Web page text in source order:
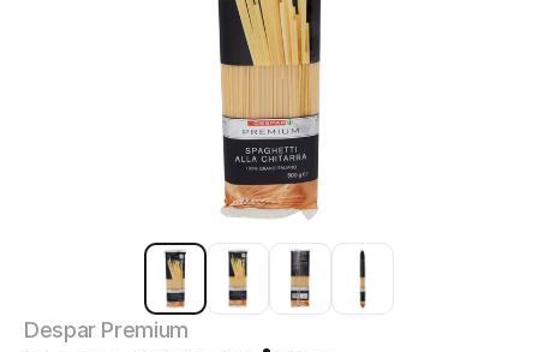
Despar Premium